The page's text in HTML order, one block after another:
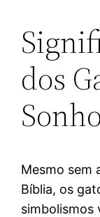
dos
Mesmo sem
Bíblia, os
simbolismos